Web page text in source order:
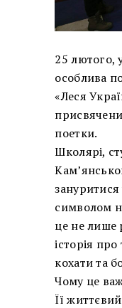
25 лютого,
особлива
«Леся
поетки.
Школярі,
зануритися
символом
це не лише
історія
кохати та
Чому це
Її